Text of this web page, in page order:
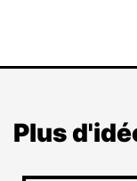
Plus